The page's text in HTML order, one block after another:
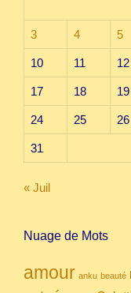
3 4 5
10 11 12
17 18 19
24 25 26
31
« Juil
Nuage de Mots
amour anku beauté